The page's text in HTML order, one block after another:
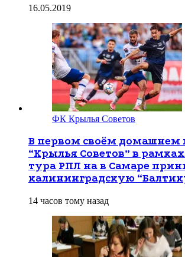
16.05.2019
ФК Крылья Советов
В первом своём домашнем
“Крылья Советов” в
тура РПЛ на в Самаре
калининградскую
14 часов тому назад